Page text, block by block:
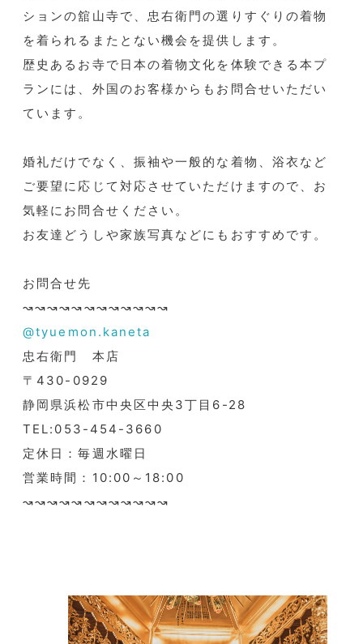
ションの舘山寺で、忠右衛門の選りすぐりの着物
を着られるまたとない機会を提供します。
歴史あるお寺で日本の着物文化を体験できる本プ
ランには、外国のお客様からもお問合せいただい
ています。
婚礼だけでなく、振袖や一般的な着物、浴衣など
ご要望に応じて対応させていただけますので、お
気軽にお問合せください。
お友達どうしや家族写真などにもおすすめです。
お問合せ先
↝↝↝↝↝↝↝↝↝↝↝↝
@tyuemon.kaneta
忠右衛門 本店
〒430-0929
静岡県浜松市中央区中央3丁目6-28
TEL:053-454-3660
定休日：毎週水曜日
営業時間：10:00～18:00
↝↝↝↝↝↝↝↝↝↝↝↝